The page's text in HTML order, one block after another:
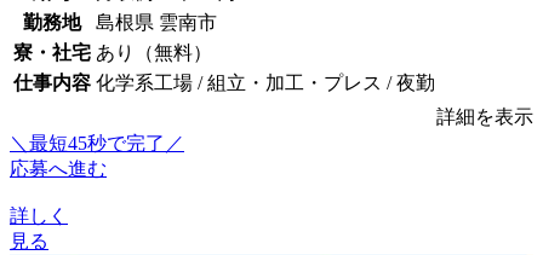
勤務地
島根県 雲南市
寮・社宅 あり（無料）
仕事内容 化学系工場 / 組立・加工・プレス / 夜勤
詳細を表示
＼最短45秒で完了／
応募へ進む
詳しく
見る